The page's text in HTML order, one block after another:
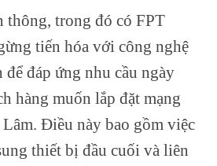
thông, trong đó có FPT
tiến hóa với công nghệ
đáp ứng nhu cầu ngày
hàng muốn lắp đặt mạng
Điều này bao gồm việc
thiết bị đầu cuối và liên